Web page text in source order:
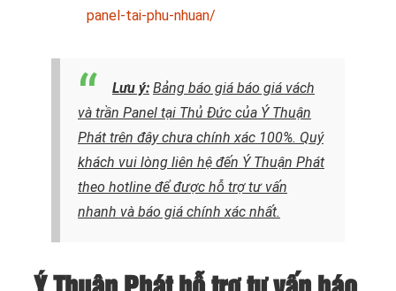
panel-tai-phu-nhuan/
Lưu ý: Bảng báo giá báo giá vách
và trần Panel tại Thủ Đức của Ý Thuận
Phát trên đây chưa chính xác 100%. Quý
khách vui lòng liên hệ đến Ý Thuận Phát
theo hotline để được hỗ trợ tư vấn
nhanh và báo giá chính xác nhất.